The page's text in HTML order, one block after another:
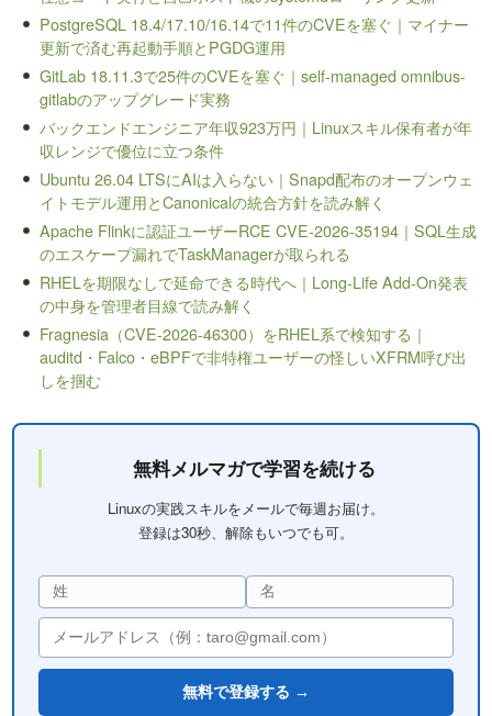
PostgreSQL 18.4/17.10/16.14で11件のCVEを塞ぐ｜マイナー
更新で済む再起動手順とPGDG運用
GitLab 18.11.3で25件のCVEを塞ぐ｜self-managed omnibus-
gitlabのアップグレード実務
バックエンドエンジニア年収923万円｜Linuxスキル保有者が年
収レンジで優位に立つ条件
Ubuntu 26.04 LTSにAIは入らない｜Snapd配布のオープンウェ
イトモデル運用とCanonicalの統合方針を読み解く
Apache Flinkに認証ユーザーRCE CVE-2026-35194｜SQL生成
のエスケープ漏れでTaskManagerが取られる
RHELを期限なしで延命できる時代へ｜Long-Life Add-On発表
の中身を管理者目線で読み解く
Fragnesia（CVE-2026-46300）をRHEL系で検知する｜
auditd・Falco・eBPFで非特権ユーザーの怪しいXFRM呼び出
しを掴む
無料メルマガで学習を続ける
Linuxの実践スキルをメールで毎週お届け。
登録は30秒、解除もいつでも可。
無料で登録する →